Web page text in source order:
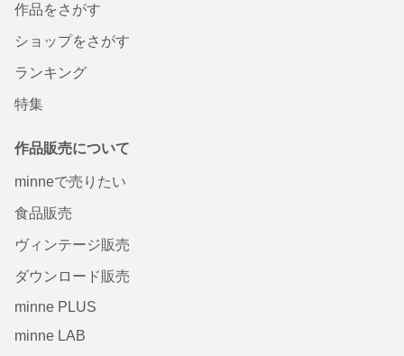
作品をさがす
ショップをさがす
ランキング
特集
作品販売について
minneで売りたい
食品販売
ヴィンテージ販売
ダウンロード販売
minne PLUS
minne LAB